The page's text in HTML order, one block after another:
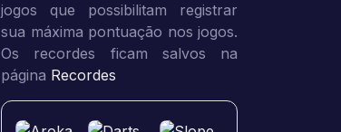
jogos que possibilitam registrar
sua máxima pontuação nos jogos.
Os recordes ficam salvos na
página Recordes